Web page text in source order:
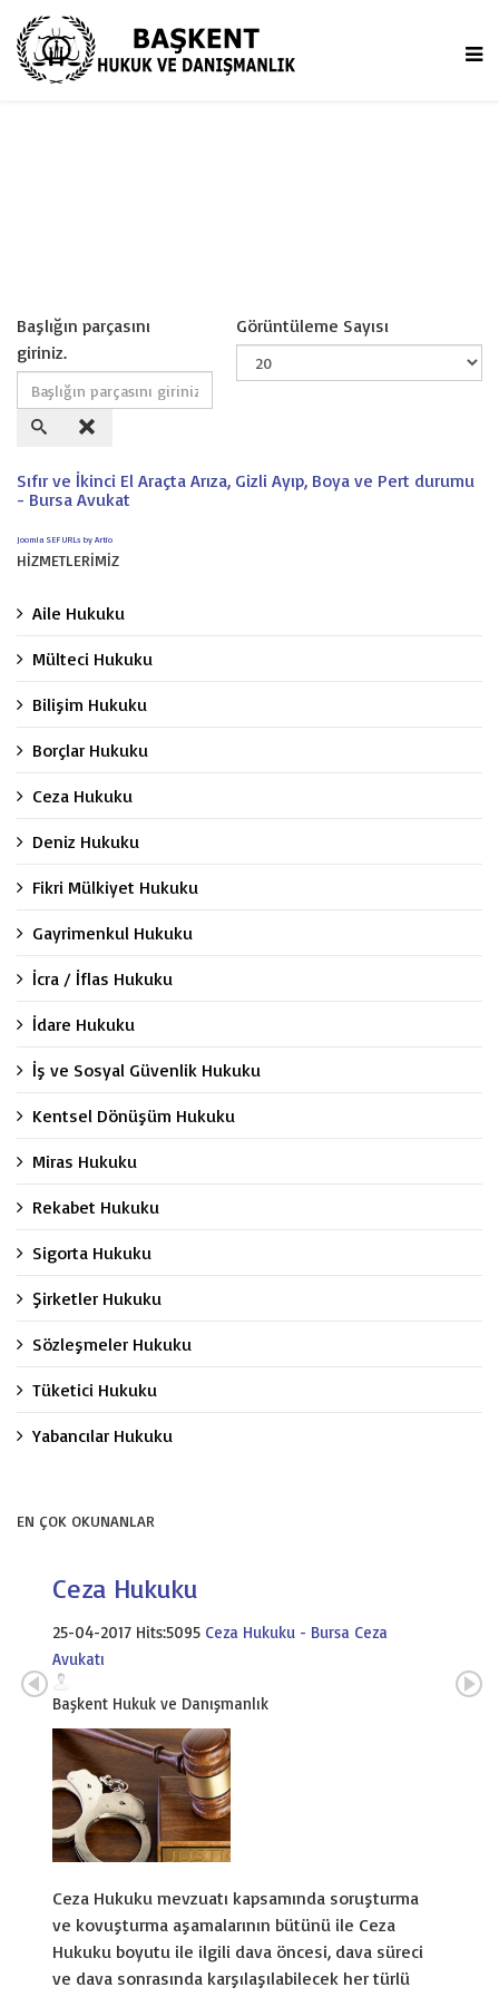
Başlığın parçasını
giriniz.
Görüntüleme Sayısı
Sıfır ve İkinci El Araçta Arıza, Gizli Ayıp, Boya ve Pert durumu
- Bursa Avukat
Joomla SEF URLs by Artio
HİZMETLERİMİZ
Aile Hukuku
Mülteci Hukuku
Bilişim Hukuku
Borçlar Hukuku
Ceza Hukuku
Deniz Hukuku
Fikri Mülkiyet Hukuku
Gayrimenkul Hukuku
İcra / İflas Hukuku
İdare Hukuku
İş ve Sosyal Güvenlik Hukuku
Kentsel Dönüşüm Hukuku
Miras Hukuku
Rekabet Hukuku
Sigorta Hukuku
Şirketler Hukuku
Sözleşmeler Hukuku
Tüketici Hukuku
Yabancılar Hukuku
EN ÇOK OKUNANLAR
Ceza Hukuku
25-04-2017 Hits:5095 Ceza Hukuku - Bursa Ceza
Avukatı
Başkent Hukuk ve Danışmanlık
Ceza Hukuku mevzuatı kapsamında soruşturma
ve kovuşturma aşamalarının bütünü ile Ceza
Hukuku boyutu ile ilgili dava öncesi, dava süreci
ve dava sonrasında karşılaşılabilecek her türlü